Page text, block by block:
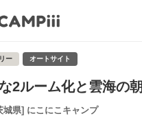
ー オートサイト
2ルーム化と雲海の朝
城県] にこにこキャンプ